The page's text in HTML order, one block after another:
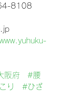
8108
阪府
#腰
り
#ひざ